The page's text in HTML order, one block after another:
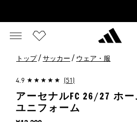
トップ / サッカー / ウェア・服
4.9 (51)
アーセナルFC 26/27 ホ
ユニフォーム